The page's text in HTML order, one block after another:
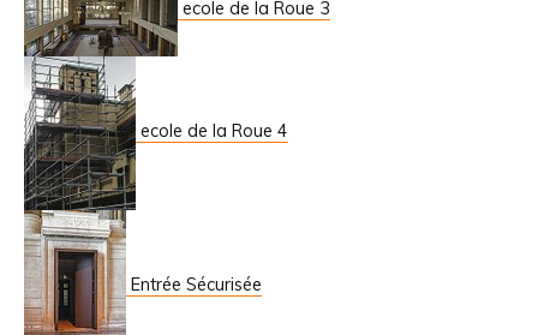
ecole de la Roue 3
ecole de la Roue 4
Entrée Sécurisée